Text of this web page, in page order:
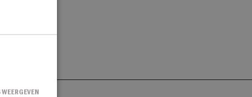
WEERGEVEN